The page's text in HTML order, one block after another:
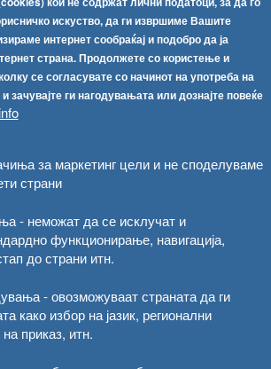
искуство, да ги извршиме Вашите
интернет сообраќај и подобро да ја
страна. Продолжете со користење и
се согласувате со начинот на употреба на
зачувајте ги нагодувањата или дознајте повеќе
за маркетинг цели и не споделуваме
страни
- неможат да се исклучат и
функционирање, навигација,
до страни итн.
- овозможуваат страната да ги
како избор на јазик, регионални
приказ, итн.